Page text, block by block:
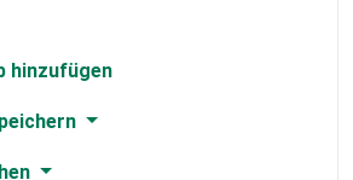
hinzufügen